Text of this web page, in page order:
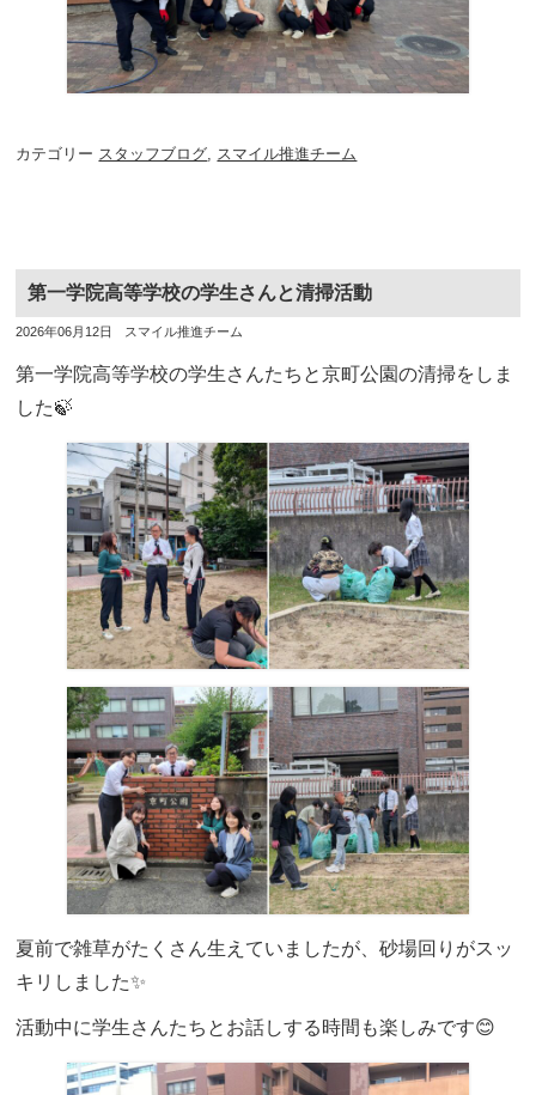
カテゴリー スタッフブログ スマイル推進チーム
第一学院高等学校の学生さんと清掃活動
投
日
2026年06月12日
投
者
スマイル推進チーム
第一学院高等学校の学生さんたちと京町公園の清掃をしま
した🍃
夏前で雑草がたくさん生えていましたが、砂場回りがスッ
キリしました✨
活動中に学生さんたちとお話しする時間も楽しみです😊